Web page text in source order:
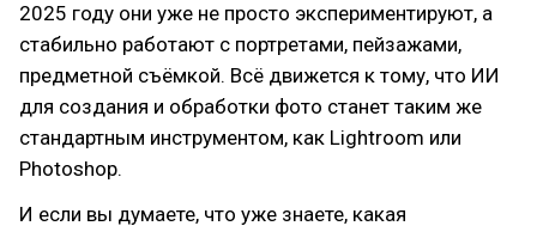
2025 году они уже не просто экспериментируют, а
стабильно работают с портретами, пейзажами,
предметной съёмкой. Всё движется к тому, что ИИ
для создания и обработки фото станет таким же
стандартным инструментом, как Lightroom или
Photoshop.
И если вы думаете, что уже знаете, какая